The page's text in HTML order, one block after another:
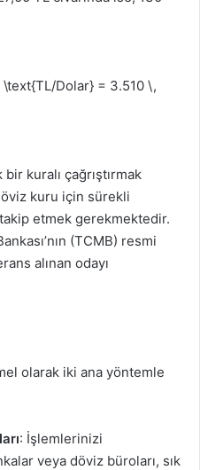
Dolar} = 3.510 \,
kuralı çağrıştırmak
kuru için sürekli
etmek gerekmektedir.
(TCMB) resmi
alınan odayı
olarak iki ana yöntemle
: İşlemlerinizi
veya döviz büroları, sık